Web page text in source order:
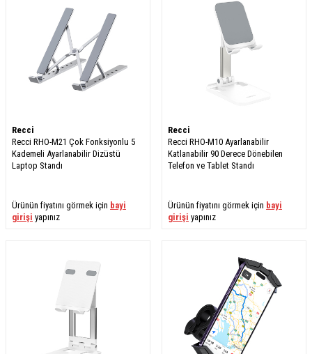
Recci
Recci RHO-M21 Çok Fonksiyonlu 5
Kademeli Ayarlanabilir Dizüstü
Laptop Standı
Ürünün fiyatını görmek için bayi
girişi yapınız
Recci
Recci RHO-M10 Ayarlanabilir
Katlanabilir 90 Derece Dönebilen
Telefon ve Tablet Standı
Ürünün fiyatını görmek için bayi
girişi yapınız